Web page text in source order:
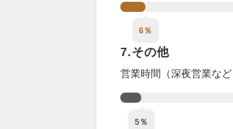
6％
7.その他
営業時間（深夜営業な
5％